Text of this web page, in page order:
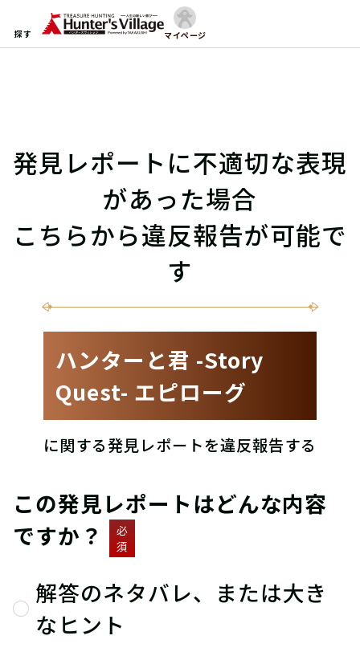
探す マイページ
発見レポートに不適切な表現
があった場合
こちらから違反報告が可能で
す
ハンターと君 -Story
Quest- エピローグ
に関する発見レポートを違反報告する
この発見レポートはどんな内容
ですか？
必
須
解答のネタバレ、または大き
なヒント